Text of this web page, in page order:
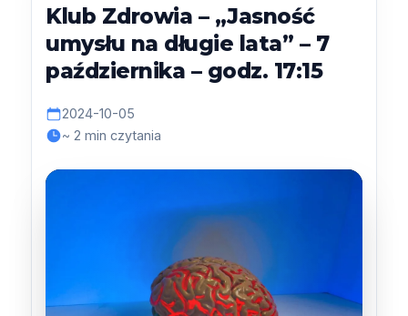
Klub Zdrowia – „Jasność
umysłu na długie lata” – 7
października – godz. 17:15
2024-10-05
~ 2 min czytania